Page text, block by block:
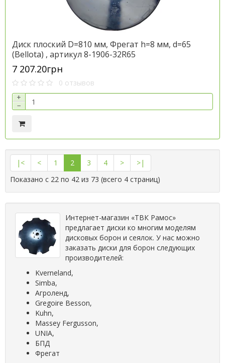
Диск плоский D=810 мм, Фрегат h=8 мм, d=65
(Bellota) , артикул 8-1906-32R65
7 207.20грн
0 отзывов
+
−
|< < 1 2 3 4 >
>|
Показано с 22 по 42 из 73 (всего 4 страниц)
Интернет-магазин «ТВК Рамос»
предлагает диски ко многим моделям
дисковых борон и сеялок. У нас можно
заказать диски для борон следующих
производителей:
Kverneland,
Simba,
Агроленд,
Gregoire Besson,
Kuhn,
Massey Fergusson,
UNIA,
БПД
Фрегат